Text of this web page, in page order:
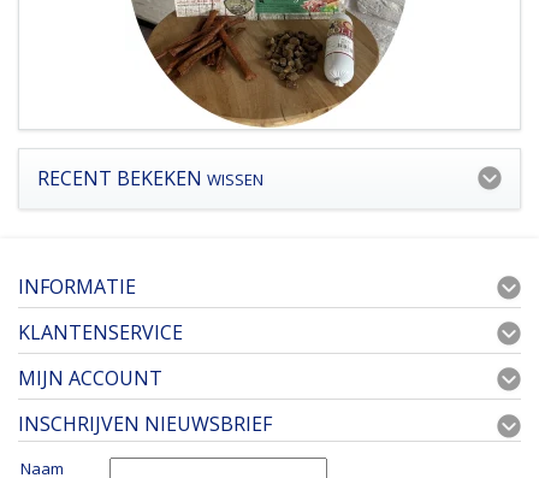
RECENT BEKEKEN WISSEN
INFORMATIE
KLANTENSERVICE
MIJN ACCOUNT
INSCHRIJVEN NIEUWSBRIEF
Naam